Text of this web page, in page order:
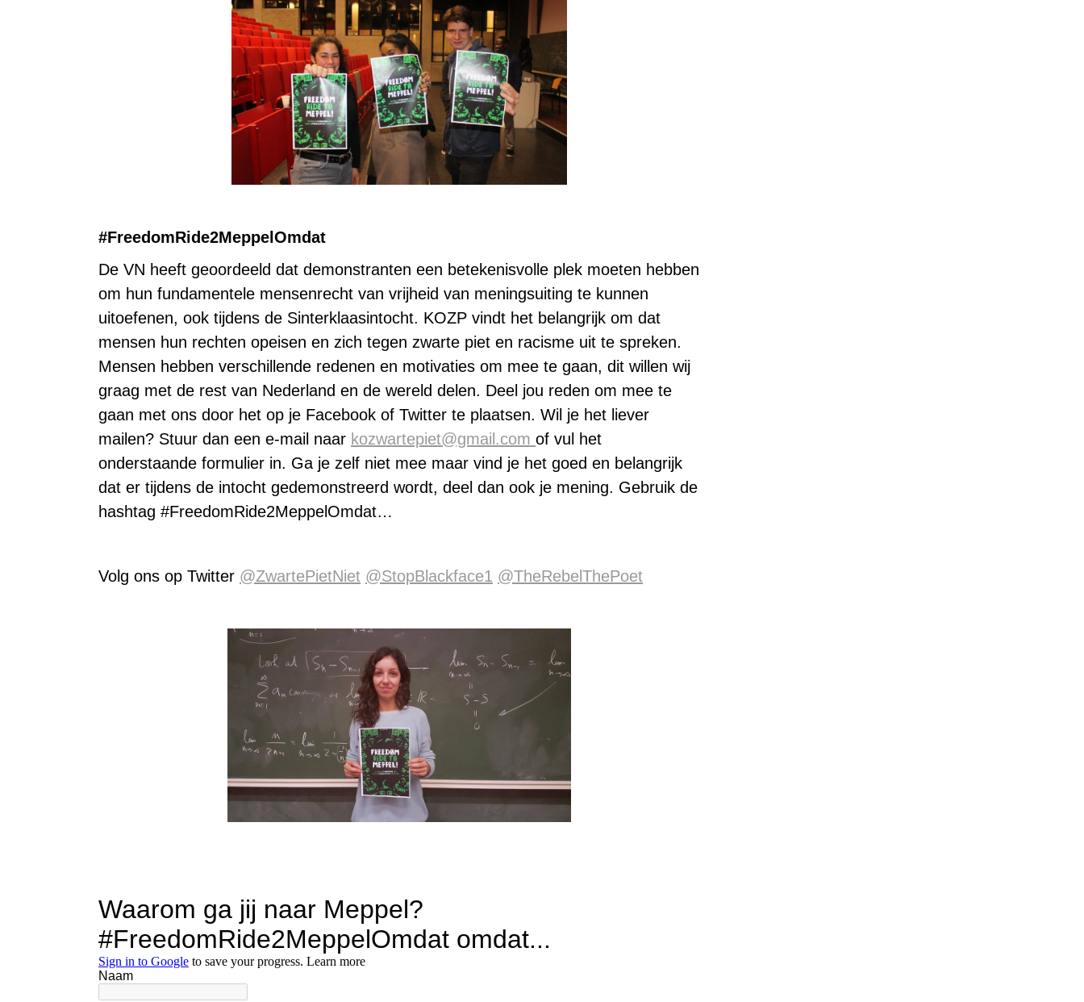
#FreedomRide2MeppelOmdat
De VN heeft geoordeeld dat demonstranten een betekenisvolle plek moeten hebben
om hun fundamentele mensenrecht van vrijheid van meningsuiting te kunnen
uitoefenen, ook tijdens de Sinterklaasintocht. KOZP vindt het belangrijk om dat
mensen hun rechten opeisen en zich tegen zwarte piet en racisme uit te spreken.
Mensen hebben verschillende redenen en motivaties om mee te gaan, dit willen wij
graag met de rest van Nederland en de wereld delen. Deel jou reden om mee te
gaan met ons door het op je Facebook of Twitter te plaatsen. Wil je het liever
mailen? Stuur dan een e-mail naar kozwartepiet@gmail.com of vul het
onderstaande formulier in. Ga je zelf niet mee maar vind je het goed en belangrijk
dat er tijdens de intocht gedemonstreerd wordt, deel dan ook je mening. Gebruik de
hashtag #FreedomRide2MeppelOmdat…
Volg ons op Twitter @ZwartePietNiet @StopBlackface1 @TheRebelThePoet